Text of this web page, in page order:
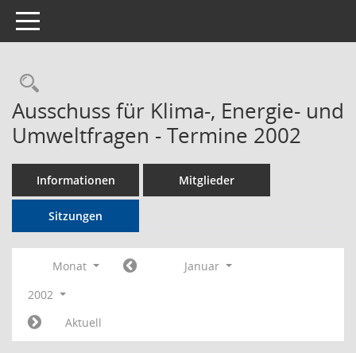
Toggle navigation
Rechercheauswahl
Ausschuss für Klima-, Energie- und
Umweltfragen - Termine 2002
Informationen Mitglieder
Sitzungen
Monat
Januar
2002
Aktuell